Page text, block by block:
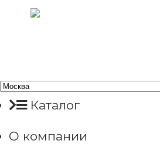
Каталог
О компании